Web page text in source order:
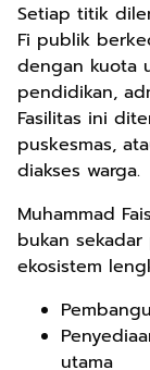
Setiap titik
Fi publik
dengan kuota
pendidikan,
Fasilitas ini
puskesmas,
diakses warga.
Muhammad
bukan sekadar
ekosistem
utama